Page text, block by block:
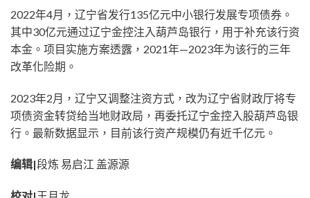
2022年4月，辽宁省发行135亿元中小银行发展专项债券。
其中30亿元通过辽宁金控注入葫芦岛银行，用于补充该行资
本金。项目实施方案透露，2021年—2023年为该行的三年
改革化险期。
2023年2月，辽宁又调整注资方式，改为辽宁省财政厅将专
项债资金转贷给当地财政局，再委托辽宁金控入股葫芦岛银
行。最新数据显示，目前该行资产规模仍有近千亿元。
编辑|段炼 易启江 盖源源